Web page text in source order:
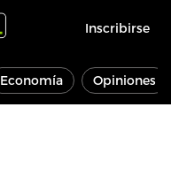
Inscribirse
Economía Opiniones